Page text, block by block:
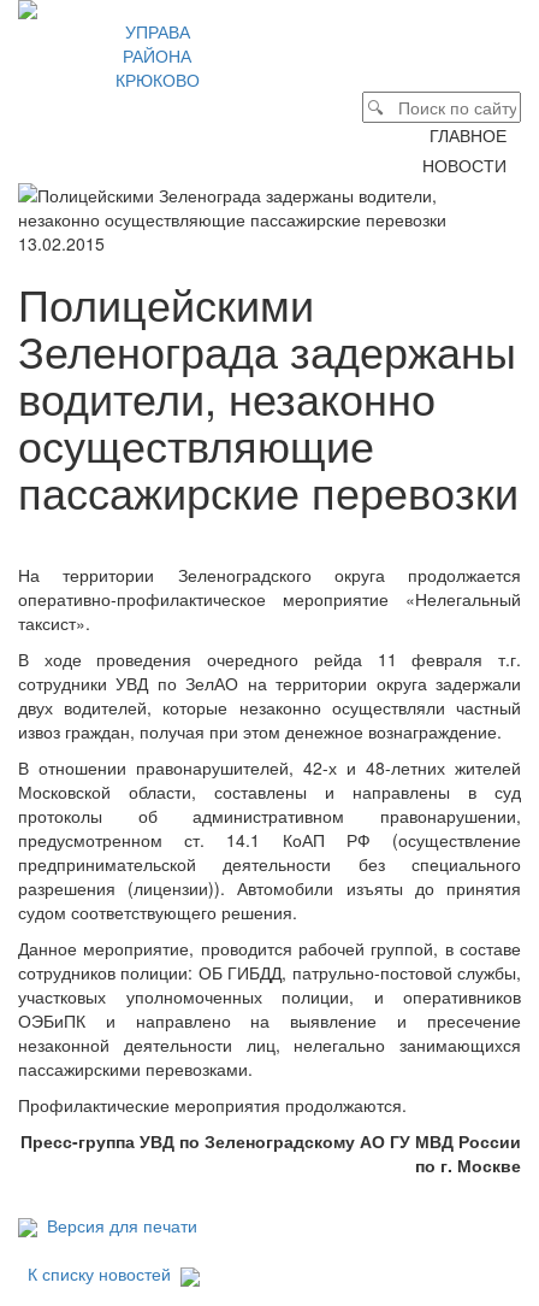
УПРАВА
РАЙОНА
КРЮКОВО
ГЛАВНОЕ
НОВОСТИ
13.02.2015
Полицейскими
Зеленограда задержаны
водители, незаконно
осуществляющие
пассажирские перевозки
На территории Зеленоградского округа продолжается
оперативно-профилактическое мероприятие «Нелегальный
таксист».
В ходе проведения очередного рейда 11 февраля т.г.
сотрудники УВД по ЗелАО на территории округа задержали
двух водителей, которые незаконно осуществляли частный
извоз граждан, получая при этом денежное вознаграждение.
В отношении правонарушителей, 42-х и 48-летних жителей
Московской области, составлены и направлены в суд
протоколы об административном правонарушении,
предусмотренном ст. 14.1 КоАП РФ (осуществление
предпринимательской деятельности без специального
разрешения (лицензии)). Автомобили изъяты до принятия
судом соответствующего решения.
Данное мероприятие, проводится рабочей группой, в составе
сотрудников полиции: ОБ ГИБДД, патрульно-постовой службы,
участковых уполномоченных полиции, и оперативников
ОЭБиПК и направлено на выявление и пресечение
незаконной деятельности лиц, нелегально занимающихся
пассажирскими перевозками.
Профилактические мероприятия продолжаются.
Пресс-группа УВД по Зеленоградскому АО ГУ МВД России
по г. Москве
Версия для печати
К списку новостей